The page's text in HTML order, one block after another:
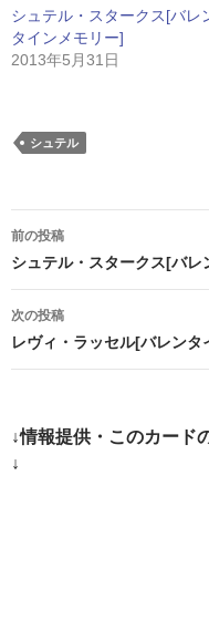
シュテル・スタークス[バレ
タインメモリー]
2013年5月31日
シュテル
投
稿
ナ
ビ
ー
シ
前の投稿
シュテル・スタークス[バ
次の投稿
レヴィ・ラッセル[バレン
↓情報提供・このカード
↓